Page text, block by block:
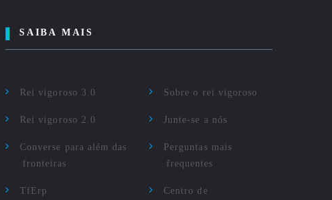
SAIBA MAIS
Rei vigoroso 3.0
Rei vigoroso 2.0
Converse para além das
fronteiras
TfErp
Sobre o rei vigoroso
Junte-se a nós
Perguntas mais
frequentes
Centro de